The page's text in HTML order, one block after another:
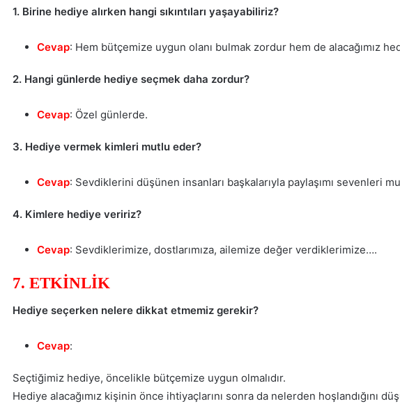
1. Birine hediye alırken hangi sıkıntıları yaşayabiliriz?
Cevap: Hem bütçemize uygun olanı bulmak zordur hem de alacağımız
2. Hangi günlerde hediye seçmek daha zordur?
Cevap: Özel günlerde.
3. Hediye vermek kimleri mutlu eder?
Cevap: Sevdiklerini düşünen insanları başkalarıyla paylaşımı sevenleri
4. Kimlere hediye veririz?
Cevap: Sevdiklerimize, dostlarımıza, ailemize değer verdiklerimize….
7. ETKİNLİK
Hediye seçerken nelere dikkat etmemiz gerekir?
Cevap:
Seçtiğimiz hediye, öncelikle bütçemize uygun olmalıdır.
Hediye alacağımız kişinin önce ihtiyaçlarını sonra da nelerden hoşlandığını